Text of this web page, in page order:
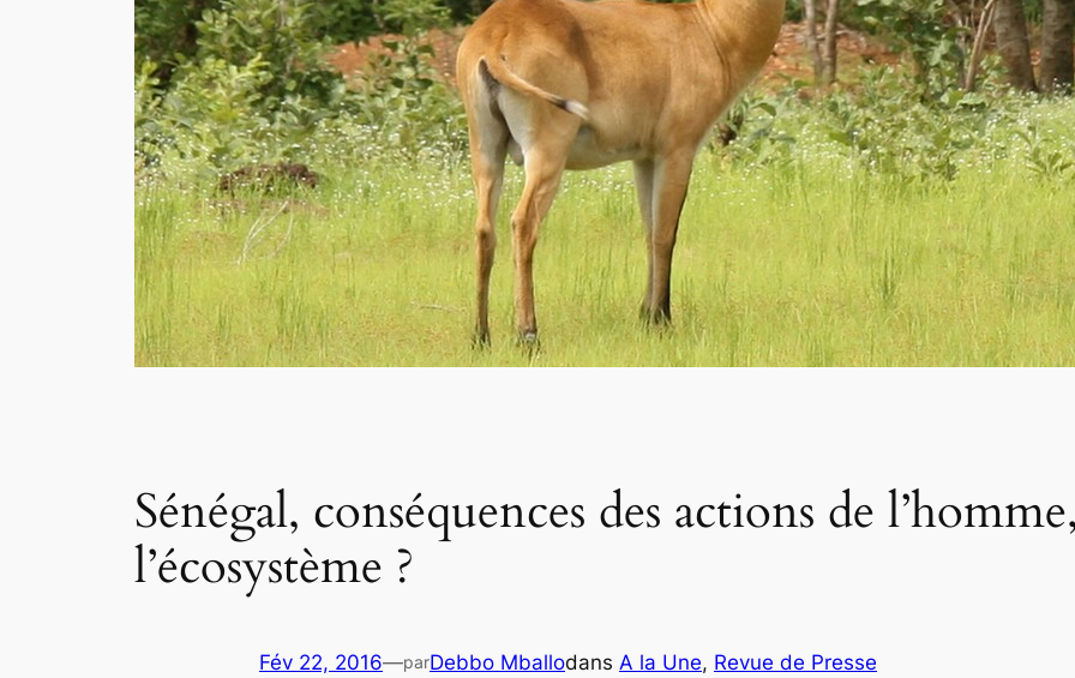
Sénégal, conséquences des actions de
l’écosystème ?
Fév 22, 2016—parDebbo Mballodans A la Une, Revue de Presse